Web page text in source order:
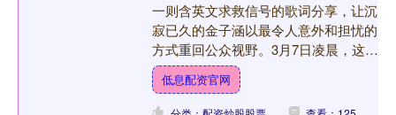
一则含英文求救信号的歌词分享，让沉
寂已久的金子涵以最令人意外和担忧的
方式重回公众视野。3月7日凌晨，这位
已退圈近一年的前艺人突然通过社交平
台发文，全盘推翻了自己....
低息配资官网